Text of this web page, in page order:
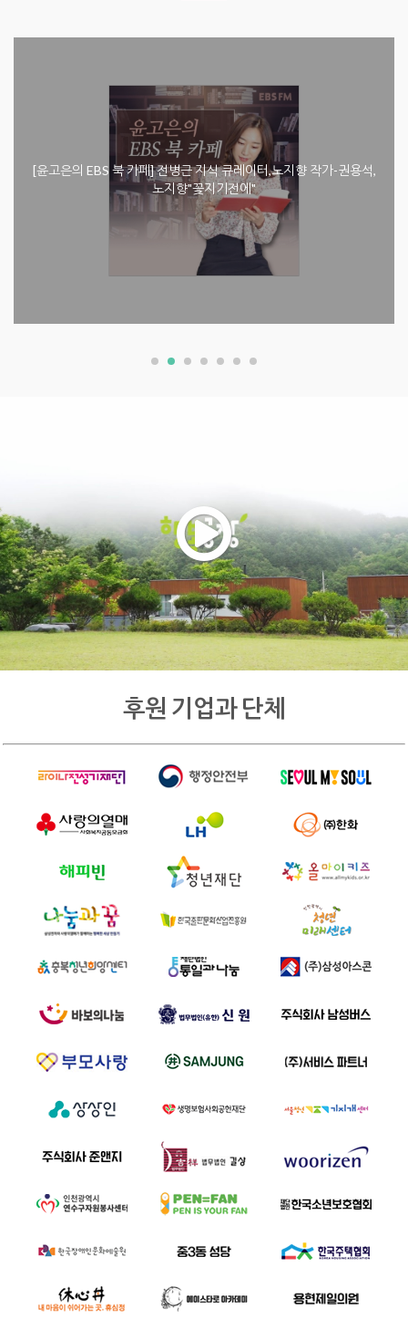
[윤고은의 EBS 북 카페] 전병근 지식 큐레이터,노지향 작가-권용석,
노지향"꽃지기전에"
후원 기업과 단체